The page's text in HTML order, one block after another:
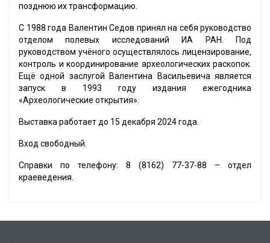
позднюю их трансформацию.
С 1988 года Валентин Седов принял на себя руководство
отделом полевых исследований ИА РАН. Под
руководством учёного осуществлялось лицензирование,
контроль и координирование археологических раскопок.
Ещё одной заслугой Валентина Васильевича является
запуск в 1993 году издания ежегодника
«Археологические открытия».
Выставка работает до 15 декабря 2024 года.
Вход свободный.
Справки по телефону: 8 (8162) 77-37-88 – отдел
краеведения.